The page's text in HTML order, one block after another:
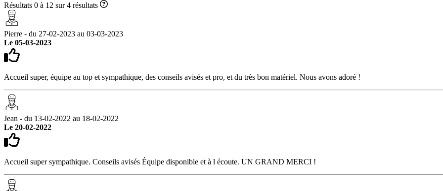
Résultats 0 à 12 sur 4 résultats
Pierre - du 27-02-2023 au 03-03-2023
Le 05-03-2023
Accueil super, équipe au top et sympathique, des conseils avisés et pro, et du très bon matériel. Nous avons adoré !
Jean - du 13-02-2022 au 18-02-2022
Le 20-02-2022
Accueil super sympathique. Conseils avisés Équipe disponible et à l écoute. UN GRAND MERCI !